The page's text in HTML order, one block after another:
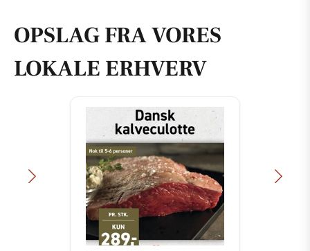
OPSLAG FRA VORES
LOKALE ERHVERV